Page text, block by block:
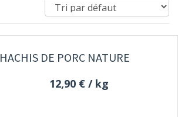
HACHIS DE PORC NATURE
12,90 € / kg